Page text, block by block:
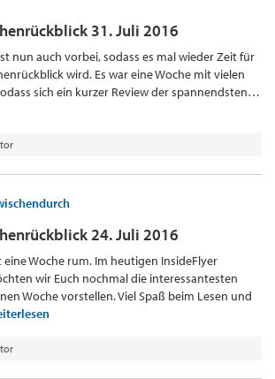
31. Juli 2016
nun auch vorbei, sodass es mal wieder Zeit für
wird. Es war eine Woche mit vielen
sich ein kurzer Review der spannendsten…
24. Juli 2016
Woche rum. Im heutigen InsideFlyer
wir Euch nochmal die interessantesten
Woche vorstellen. Viel Spaß beim Lesen und